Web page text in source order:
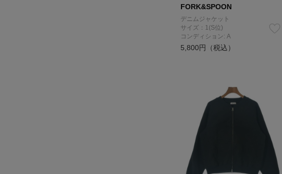
FORK&SPOON
デニムジャケット
サイズ：1(S位)
コンディション: A
5,800円（税込）